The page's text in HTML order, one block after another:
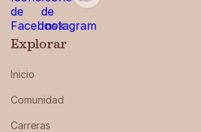
Explorar
Inicio
Comunidad
Carreras